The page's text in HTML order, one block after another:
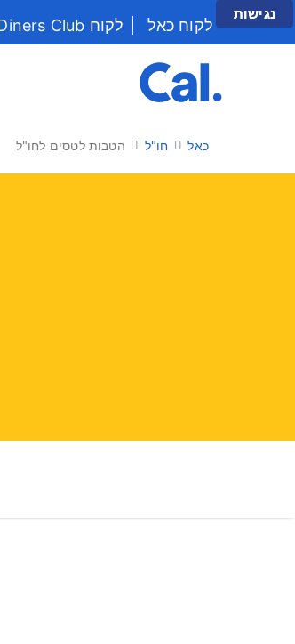
לקוח כאל לקוח Diners Club
כאל חו"ל הטבות לטסים לחו"ל
נגישות